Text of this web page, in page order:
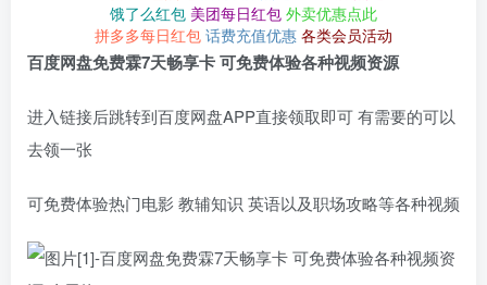
饿了么红包 美团每日红包 外卖优惠点此
拼多多每日红包 话费充值优惠 各类会员活动
百度网盘免费霖7天畅享卡 可免费体验各种视频资源
进入链接后跳转到百度网盘APP直接领取即可 有需要的可以
去领一张
可免费体验热门电影 教辅知识 英语以及职场攻略等各种视频